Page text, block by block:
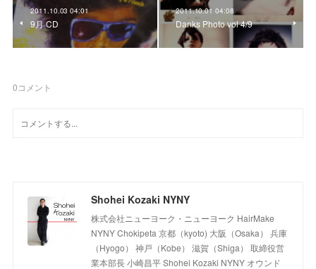
2011.10.03 04:01
9月 CD
2011.10.01 04:08
Danks Photo vol 4/9
0コメント
Shohei Kozaki NYNY
株式会社ニューヨーク・ニューヨーク HairMake
NYNY Chokipeta 京都（kyoto) 大阪（Osaka） 兵庫
（Hyogo） 神戸（Kobe） 滋賀（Shiga） 取締役営
業本部長 小崎昌平 Shohei Kozaki NYNY オウンド